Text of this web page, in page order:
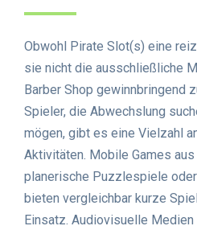
Obwohl Pirate Slot(s) eine
sie nicht die ausschließliche
Barber Shop gewinnbringend
Spieler, die Abwechslung
mögen, gibt es eine Vielzahl
Aktivitäten. Mobile Games
planerische Puzzlespiele
bieten vergleichbar kurze
Einsatz. Audiovisuelle